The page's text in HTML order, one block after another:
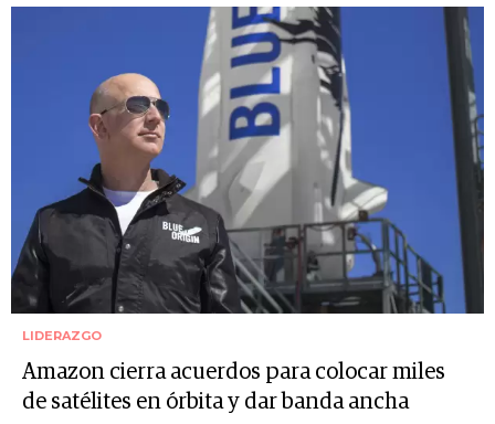
LIDERAZGO
Amazon cierra acuerdos para colocar miles
de satélites en órbita y dar banda ancha